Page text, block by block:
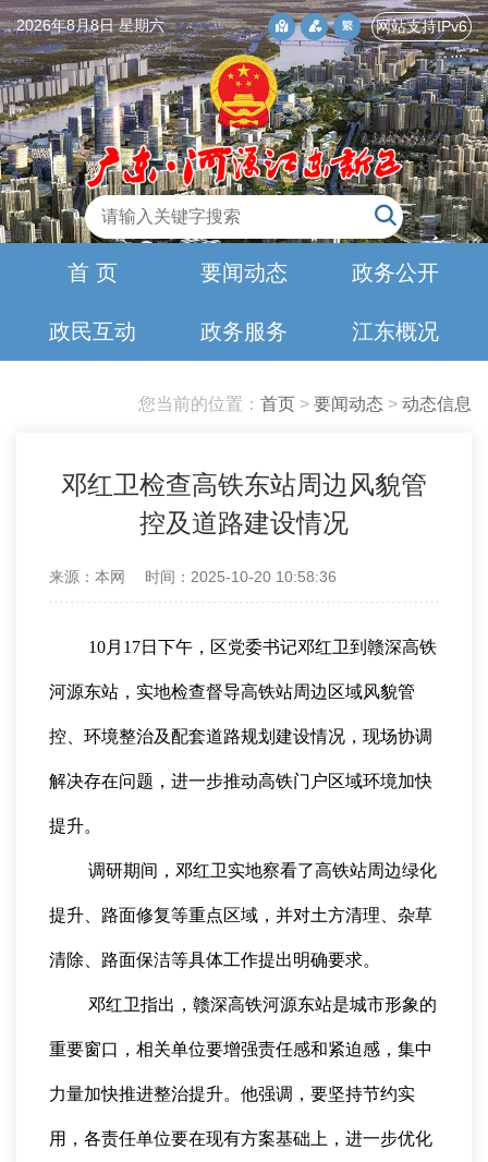
2026年8月8日 星期六 网站支持IPv6
首 页 要闻动态 政务公开
政民互动 政务服务 江东概况
您当前的位置： 首页 > 要闻动态 > 动态信息
邓红卫检查高铁东站周边风貌管
控及道路建设情况
来源：本网 时间：2025-10-20 10:58:36
10月17日下午，区党委书记邓红卫到赣深高铁
河源东站，实地检查督导高铁站周边区域风貌管
控、环境整治及配套道路规划建设情况，现场协调
解决存在问题，进一步推动高铁门户区域环境加快
提升。
调研期间，邓红卫实地察看了高铁站周边绿化
提升、路面修复等重点区域，并对土方清理、杂草
清除、路面保洁等具体工作提出明确要求。
邓红卫指出，赣深高铁河源东站是城市形象的
重要窗口，相关单位要增强责任感和紧迫感，集中
力量加快推进整治提升。他强调，要坚持节约实
用，各责任单位要在现有方案基础上，进一步优化